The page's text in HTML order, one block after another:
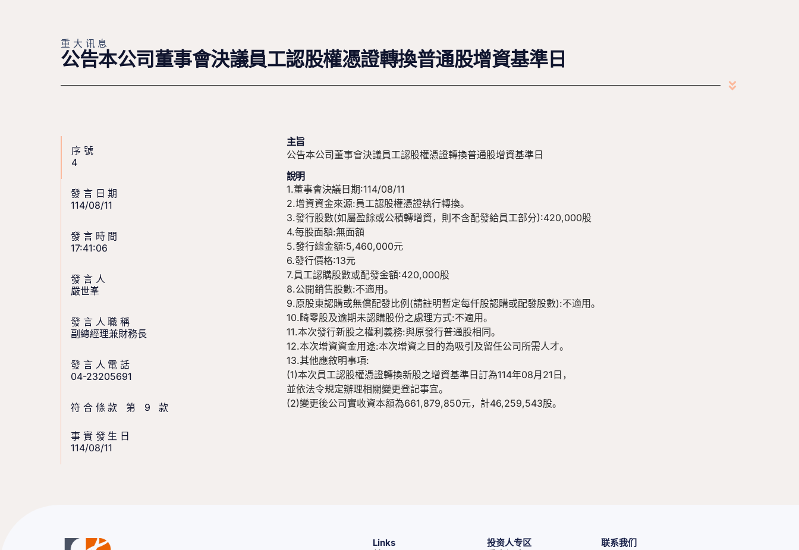
重大讯息
公告本公司董事會決議員工認股權憑證轉換普通股增資基準日
序號
4
發言日期
114/08/11
發言時間
17:41:06
發言人
嚴世峯
發言人職稱
副總經理兼財務長
發言人電話
04-23205691
符合條款 第 9 款
事實發生日
114/08/11
主旨
公告本公司董事會決議員工認股權憑證轉換普通股增資基準日
說明
1.董事會決議日期:114/08/11
2.增資資金來源:員工認股權憑證執行轉換。
3.發行股數(如屬盈餘或公積轉增資，則不含配發給員工部分):420,000股
4.每股面額:無面額
5.發行總金額:5,460,000元
6.發行價格:13元
7.員工認購股數或配發金額:420,000股
8.公開銷售股數:不適用。
9.原股東認購或無償配發比例(請註明暫定每仟股認購或配發股數):不適用。
10.畸零股及逾期未認購股份之處理方式:不適用。
11.本次發行新股之權利義務:與原發行普通股相同。
12.本次增資資金用途:本次增資之目的為吸引及留任公司所需人才。
13.其他應敘明事項:
(1)本次員工認股權憑證轉換新股之增資基準日訂為114年08月21日，
並依法令規定辦理相關變更登記事宜。
(2)變更後公司實收資本額為661,879,850元，計46,259,543股。
Links 投资人专区 联系我们